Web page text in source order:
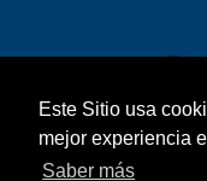
Este Sitio usa
mejor experiencia
Saber más